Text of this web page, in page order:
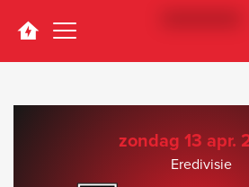
Navigation
zondag 13 apr.
Eredivisie